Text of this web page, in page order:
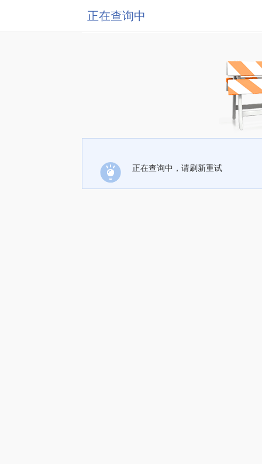
正在查询中
正在查询中，请刷新重试